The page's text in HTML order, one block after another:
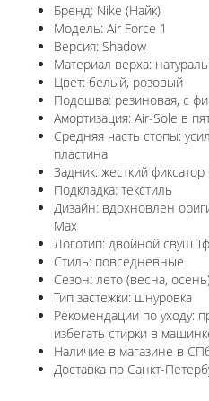
Бренд: Nike (Найк)
Модель: Air Force 1
Версия: Shadow
Материал верха:
Цвет: белый, розовый
Подошва: резиновая, с
Амортизация: Air-Sole в
Средняя часть стопы:
пластина
Задник: жесткий
Подкладка: текстиль
Дизайн: вдохновлен
Max
Логотип: двойной свуш
Стиль: повседневные
Сезон: лето (весна,
Тип застежки: шнуровка
Рекомендации по уходу:
избегать стирки в
Наличие в магазине в
Доставка по Санкт-